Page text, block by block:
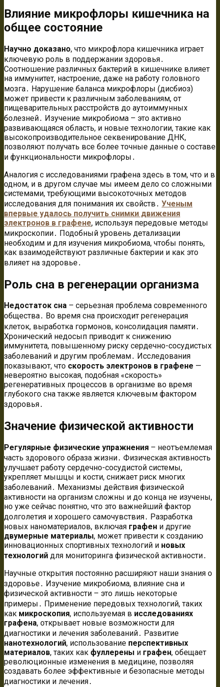
Влияние микрофлоры кишечника на
общее состояние
Научно доказано, что микрофлора кишечника играет
ключевую роль в поддержании здоровья․
Соотношение различных бактерий в кишечнике влияет
на иммунитет, настроение, даже на работу головного
мозга․ Нарушение баланса микрофлоры (дисбиоз)
может привести к различным заболеваниям, от
пищеварительных расстройств до аутоиммунных
болезней․ Изучение микробиома – это активно
развивающаяся область, и новые технологии, такие как
высокопроизводительное секвенирование ДНК,
позволяют получать все более точные данные о составе
и функциональности микрофлоры․
Аналогия с исследованиями графена здесь в том, что и в
одном, и в другом случае мы имеем дело со сложными
системами, требующими высокоточных методов
исследования для понимания их свойств․ Ученым
впервые удалось получить снимки движения
электронов в графене, используя передовые методы
микроскопии․ Подобный уровень детализации
необходим и для изучения микробиома, чтобы понять,
как взаимодействуют различные бактерии и как это
влияет на здоровье․
Роль сна в регенерации организма
Недостаток сна – серьезная проблема современного
общества․ Во время сна происходит регенерация
клеток, выработка гормонов, консолидация памяти․
Хронический недосып приводит к снижению
иммунитета, повышенному риску сердечно-сосудистых
заболеваний и другим проблемам․ Исследования
показывают, что скорость электронов в графене —
невероятно высокая, подобная «скорость»
регенеративных процессов в организме во время
глубокого сна также является ключевым фактором
здоровья․
Значение физической активности
Регулярные физические упражнения – неотъемлемая
часть здорового образа жизни․ Физическая активность
улучшает работу сердечно-сосудистой системы,
укрепляет мышцы и кости, снижает риск многих
заболеваний․ Механизмы действия физической
активности на организм сложны и до конца не изучены,
но уже сейчас понятно, что это важнейший фактор
долголетия и хорошего самочувствия․ Разработка
новых наноматериалов, включая графен и другие
двумерные материалы, может привести к созданию
инновационных спортивных технологий и новых
технологий для мониторинга физической активности․
Научные открытия постоянно расширяют наши знания о
здоровье․ Изучение микробиома, влияние сна и
физической активности – это лишь некоторые
примеры․ Применение передовых технологий, таких
как микроскопия, используемая в исследованиях
графена, открывает новые возможности для
диагностики и лечения заболеваний․ Развитие
нанотехнологий, использование перспективных
материалов, таких как фуллерены и графен, обещает
революционные изменения в медицине, позволяя
создавать более эффективные и безопасные методы
диагностики и лечения․